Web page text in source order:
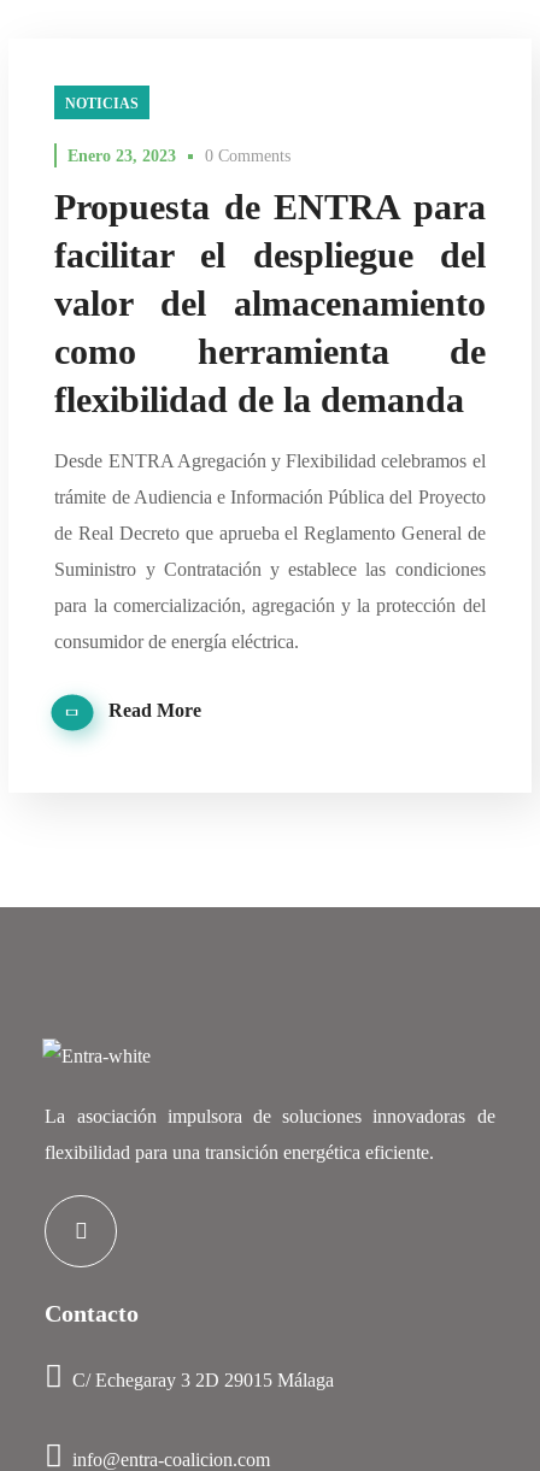
NOTICIAS
Enero 23, 2023 0 Comments
Propuesta de ENTRA para
facilitar el despliegue del
valor del almacenamiento
como herramienta de
flexibilidad de la demanda
Desde ENTRA Agregación y Flexibilidad celebramos el
trámite de Audiencia e Información Pública del Proyecto
de Real Decreto que aprueba el Reglamento General de
Suministro y Contratación y establece las condiciones
para la comercialización, agregación y la protección del
consumidor de energía eléctrica.
Read More
La asociación impulsora de soluciones innovadoras de
flexibilidad para una transición energética eficiente.
Contacto
C/ Echegaray 3 2D 29015 Málaga
info@entra-coalicion.com